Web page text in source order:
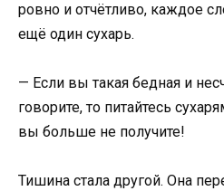
ровно и отчётливо, каждое
ещё один сухарь.
— Если вы такая бедная и
говорите, то питайтесь
вы больше не получите!
Тишина стала другой. Она